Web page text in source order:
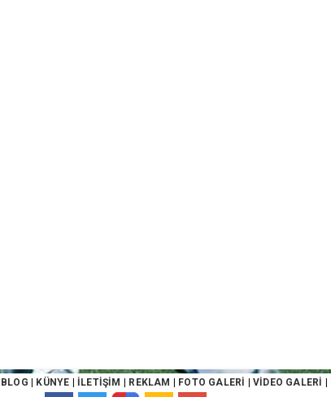
BLOG KÜNYE İLETİŞİM REKLAM FOTO GALERİ VİDEO GALERİ